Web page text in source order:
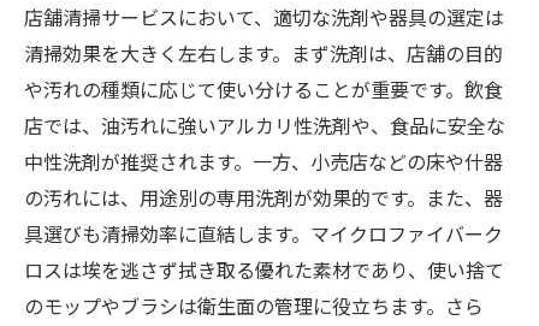
店舗清掃サービスにおいて、適切な洗剤や器具の選定は
清掃効果を大きく左右します。まず洗剤は、店舗の目的
や汚れの種類に応じて使い分けることが重要です。飲食
店では、油汚れに強いアルカリ性洗剤や、食品に安全な
中性洗剤が推奨されます。一方、小売店などの床や什器
の汚れには、用途別の専用洗剤が効果的です。また、器
具選びも清掃効率に直結します。マイクロファイバーク
ロスは埃を逃さず拭き取る優れた素材であり、使い捨て
のモップやブラシは衛生面の管理に役立ちます。さら